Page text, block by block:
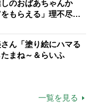
のおばあちゃんか
もらえる」理不尽さ
い」
ん「塗り絵にハマる
まね～＆らいふ
一覧を見る